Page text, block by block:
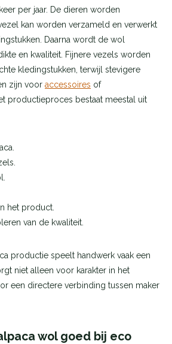
per jaar. De dieren worden
kan worden verzameld en verwerkt
Daarna wordt de wol
en kwaliteit. Fijnere vezels worden
kledingstukken, terwijl stevigere
zijn voor accessoires of
productieproces bestaat meestal uit
het product.
van de kwaliteit.
productie speelt handwerk vaak een
niet alleen voor karakter in het
een directere verbinding tussen maker
wol goed bij eco